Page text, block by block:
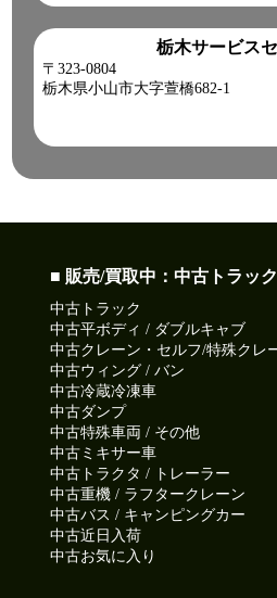
栃木サービス
〒323-0804
栃木県小山市大字萱橋682-1
■ 販売/買取中：中古トラッ
中古トラック
中古平ボディ / ダブルキャブ
中古クレーン・セルフ/特殊クレ
中古ウィング / バン
中古冷蔵冷凍車
中古ダンプ
中古特殊車両 / その他
中古ミキサー車
中古トラクタ / トレーラー
中古重機 / ラフタークレーン
中古バス / キャンピングカー
中古近日入荷
中古お気に入り